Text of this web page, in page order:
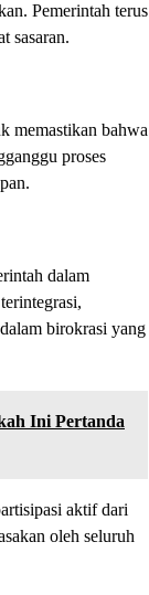
Pemerintah terus
sasaran.
memastikan bahwa
proses
dalam
birokrasi yang
Ini Pertanda
aktif dari
oleh seluruh